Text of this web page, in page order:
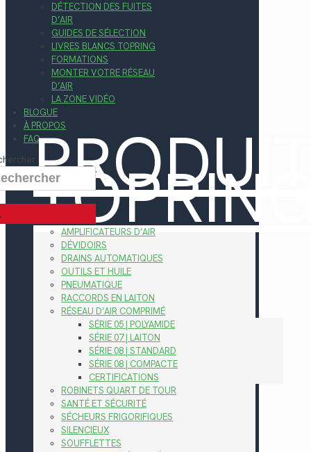
DÉTECTION DES FUITES
D’AIR
GUIDES DE SÉLECTION
LIVRES BLANCS TOPRING
FORMATIONS
MONTER VOTRE RÉSEAU
D’AIR
LA ZONE VIDÉO
BLOGUE
À PROPOS
FAQ
AMPLIFICATEURS D’AIR
DÉVIDOIRS
DRAINS AUTOMATIQUES
OUTILS ET HUILE
PNEUMATIQUE
RACCORDS EN LAITON
RÉSEAU D’AIR COMPRIMÉ
SÉRIE 05 | POLYAMIDE
SÉRIE 07 | LAITON
SÉRIE 08 | STANDARD
SÉRIE 08 | COMPACTE
CERTIFICATIONS
ROBINETS QUART DE TOUR
SANTÉ ET SÉCURITÉ
SÉCHEURS FRIGORIFIQUES
SILENCIEUX
SOUFFLETTES